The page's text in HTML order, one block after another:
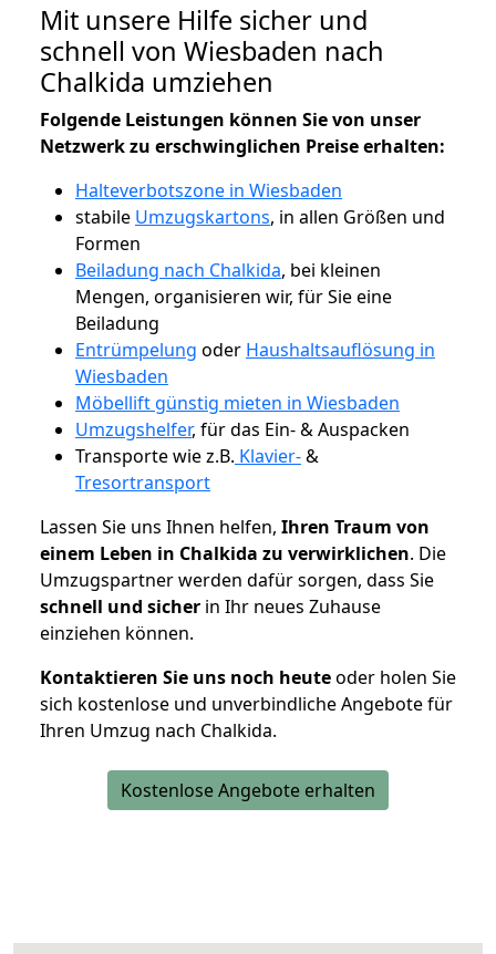
Mit unsere Hilfe sicher und
schnell von Wiesbaden nach
Chalkida umziehen
Folgende Leistungen können Sie von unser
Netzwerk zu erschwinglichen Preise erhalten:
Halteverbotszone in Wiesbaden
stabile Umzugskartons, in allen Größen und
Formen
Beiladung nach Chalkida, bei kleinen
Mengen, organisieren wir, für Sie eine
Beiladung
Entrümpelung oder Haushaltsauflösung in
Wiesbaden
Möbellift günstig mieten in Wiesbaden
Umzugshelfer, für das Ein- & Auspacken
Transporte wie z.B. Klavier-&
Tresortransport
Lassen Sie uns Ihnen helfen, Ihren Traum von
einem Leben in Chalkida zu verwirklichen. Die
Umzugspartner werden dafür sorgen, dass Sie
schnell und sicher in Ihr neues Zuhause
einziehen können.
Kontaktieren Sie uns noch heuteoder holen Sie
sich kostenlose und unverbindliche Angebote für
Ihren Umzug nach Chalkida.
Kostenlose Angebote erhalten